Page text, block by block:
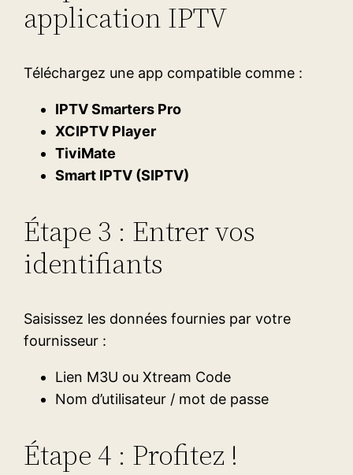
application IPTV
Téléchargez une app compatible comme :
IPTV Smarters Pro
XCIPTV Player
TiviMate
Smart IPTV (SIPTV)
Étape 3 : Entrer vos
identifiants
Saisissez les données fournies par votre
fournisseur :
Lien M3U ou Xtream Code
Nom d’utilisateur / mot de passe
Étape 4 : Profitez !